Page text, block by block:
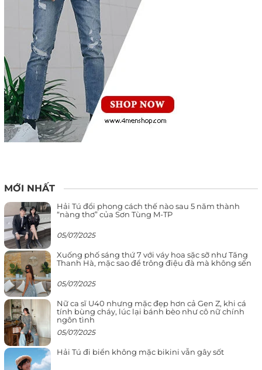
MỚI NHẤT
Hải Tú đổi phong cách thế nào sau 5 năm thành
“nàng thơ” của Sơn Tùng M-TP
05/07/2025
Xuống phố sáng thứ 7 với váy hoa sặc sỡ như Tăng
Thanh Hà, mặc sao để trông điệu đà mà không sến
05/07/2025
Nữ ca sĩ U40 nhưng mặc đẹp hơn cả Gen Z, khi cá
tính bùng cháy, lúc lại bánh bèo như cô nữ chính
ngôn tình
05/07/2025
Hải Tú đi biển không mặc bikini vẫn gây sốt